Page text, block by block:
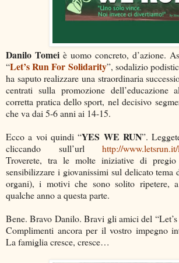
Danilo Tomei è uomo concreto, d’azione.
“Let’s Run For Solidarity”, sodalizio
ha saputo realizzare una straordinaria
centrati sulla promozione dell’educazione
corretta pratica dello sport, nel decisivo
che va dai 5-6 anni ai 14-15.
Ecco a voi quindi “YES WE RUN”.
cliccando sull’url http://
Troverete, tra le molte iniziative di
sensibilizzare i giovanissimi sul delicato tema
organi), i motivi che sono solito ripetere,
qualche anno a questa parte.
Bene. Bravo Danilo. Bravi gli amici del
Complimenti ancora per il vostro impegno
La famiglia cresce, cresce…